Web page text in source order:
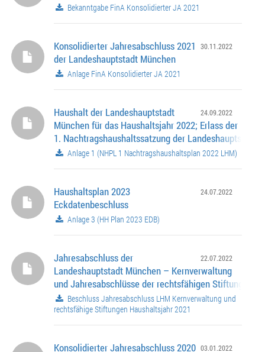
Bekanntgabe FinA Konsolidierter JA 2021
30.11.2022
Konsolidierter Jahresabschluss 2021
der Landeshauptstadt München
Anlage FinA Konsolidierter JA 2021
24.09.2022
Haushalt der Landeshauptstadt
München für das Haushaltsjahr 2022; Erlass der
1. Nachtragshaushaltssatzung der Landeshauptstadt
mit Nachtragshaushaltsplan
Anlage 1 (NHPL 1 Nachtragshaushaltsplan 2022 LHM)
24.07.2022
Haushaltsplan 2023
Eckdatenbeschluss
Anlage 3 (HH Plan 2023 EDB)
22.07.2022
Jahresabschluss der
Landeshauptstadt München – Kernverwaltung
und Jahresabschlüsse der rechtsfähigen Stiftungen
Haushaltsjahr 2021
Beschluss Jahresabschluss LHM Kernverwaltung und
rechtsfähige Stiftungen Haushaltsjahr 2021
03.01.2022
Konsolidierter Jahresabschluss 2020